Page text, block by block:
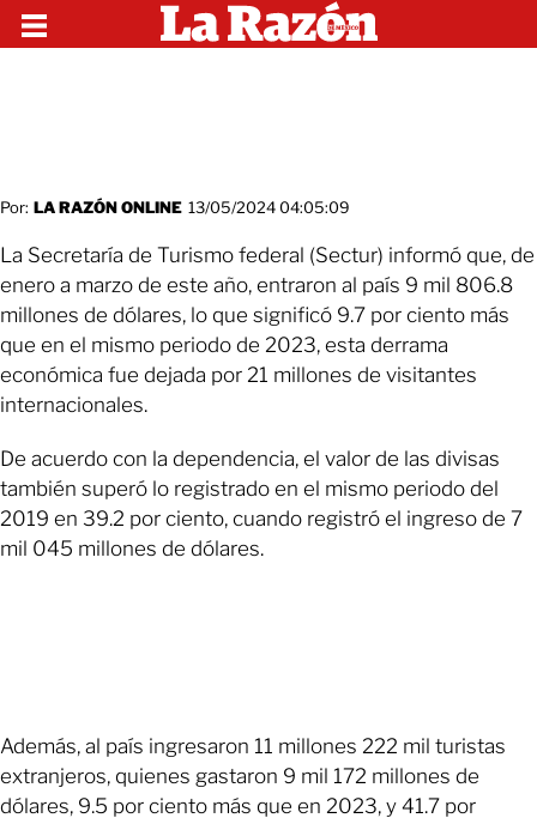
Por: LA RAZÓN ONLINE 13/05/2024 04:05:09
La Secretaría de Turismo federal (Sectur) informó que, de
enero a marzo de este año, entraron al país 9 mil 806.8
millones de dólares, lo que significó 9.7 por ciento más
que en el mismo periodo de 2023, esta derrama
económica fue dejada por 21 millones de visitantes
internacionales.
De acuerdo con la dependencia, el valor de las divisas
también superó lo registrado en el mismo periodo del
2019 en 39.2 por ciento, cuando registró el ingreso de 7
mil 045 millones de dólares.
Además, al país ingresaron 11 millones 222 mil turistas
extranjeros, quienes gastaron 9 mil 172 millones de
dólares, 9.5 por ciento más que en 2023, y 41.7 por